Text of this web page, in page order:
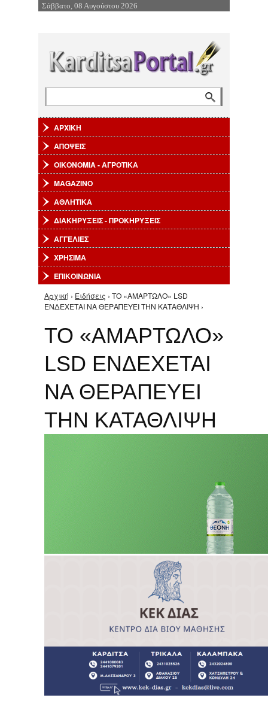
Επιστροφή στην Πλοήγηση
Σάββατο, 08 Αυγούστου 2026
ΑΡΧΙΚΗ
ΑΠΟΨΕΙΣ
ΟΙΚΟΝΟΜΙΑ - ΑΓΡΟΤΙΚΑ
MAGAZINO
ΑΘΛΗΤΙΚΑ
ΔΙΑΚΗΡΥΞΕΙΣ - ΠΡΟΚΗΡΥΞΕΙΣ
ΑΓΓΕΛΙΕΣ
ΧΡΗΣΙΜΑ
ΕΠΙΚΟΙΝΩΝΙΑ
Είστε εδώ
Αρχική › Ειδήσεις › ΤΟ «ΑΜΑΡΤΩΛΟ» LSD
ΕΝΔΕΧΕΤΑΙ ΝΑ ΘΕΡΑΠΕΥΕΙ ΤΗΝ ΚΑΤΑΘΛΙΨΗ ›
ΤΟ «ΑΜΑΡΤΩΛΟ»
LSD ΕΝΔΕΧΕΤΑΙ
ΝΑ ΘΕΡΑΠΕΥΕΙ
ΤΗΝ ΚΑΤΑΘΛΙΨΗ